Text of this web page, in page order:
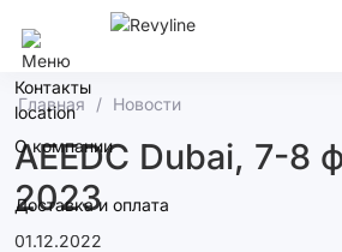
Контакты
О компании
Доставка и оплата
Главная Новости
AEEDC Dubai, 7-8
2023
01.12.2022